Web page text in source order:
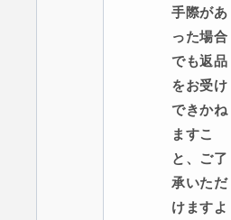
手際があ
った場合
でも返品
をお受け
できかね
ますこ
と、ご了
承いただ
けますよ